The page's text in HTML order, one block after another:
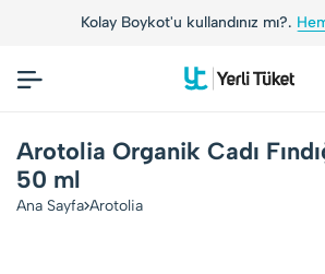
Kolay Boykot'u kullandınız mı?.Hemen
Arotolia Organik Cadı
50 ml
Ana Sayfa Arotolia